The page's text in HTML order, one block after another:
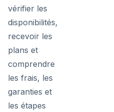
vérifier les
disponibilités,
recevoir les
plans et
comprendre
les frais, les
garanties et
les étapes